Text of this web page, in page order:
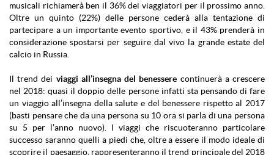
musicali richiamerà ben il 36% dei viaggiatori per il prossimo anno.
Oltre un quinto (22%) delle persone cederà alla tentazione di
partecipare a un importante evento sportivo, e il 43% prenderà in
considerazione spostarsi per seguire dal vivo la grande estate del
calcio in Russia.
Il trend dei viaggi all’insegna del benessere continuerà a crescere
nel 2018: quasi il doppio delle persone infatti sta pensando di fare
un viaggio all’insegna della salute e del benessere rispetto al 2017
(basti pensare che da una persona su 10 ora si parla di una persona
su 5 per l’anno nuovo). I viaggi che riscuoteranno particolare
successo saranno quelli a piedi che, oltre a essere il modo ideale di
scoprire il paesaggio, rappresenteranno il trend principale del 2018